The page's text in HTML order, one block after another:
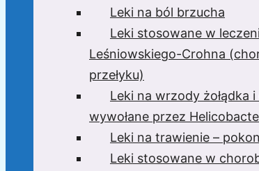
Leki na ból brzucha
Leki stosowane w
Leśniowskiego-Crohna
przełyku)
Leki na wrzody żołądka
wywołane przez
Leki na trawienie –
Leki stosowane w